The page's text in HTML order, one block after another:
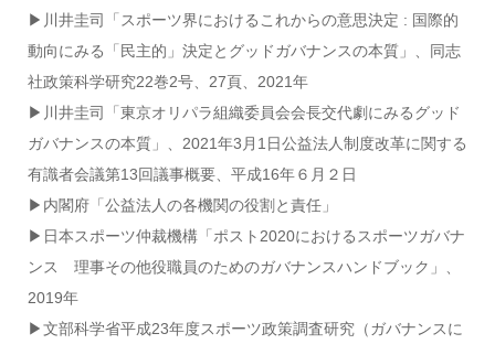
▶川井圭司「スポーツ界におけるこれからの意思決定 : 国際的
動向にみる「民主的」決定とグッドガバナンスの本質」、同志
社政策科学研究22巻2号、27頁、2021年
▶川井圭司「東京オリパラ組織委員会会長交代劇にみるグッド
ガバナンスの本質」、2021年3月1日公益法人制度改革に関する
有識者会議第13回議事概要、平成16年６月２日
▶内閣府「公益法人の各機関の役割と責任」
▶日本スポーツ仲裁機構「ポスト2020におけるスポーツガバナ
ンス 理事その他役職員のためのガバナンスハンドブック」、
2019年
▶文部科学省平成23年度スポーツ政策調査研究（ガバナンスに